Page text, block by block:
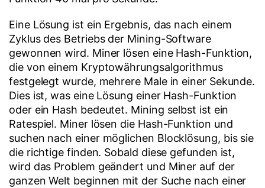
Eine Lösung ist ein Ergebnis, das nach einem
Zyklus des Betriebs der Mining-Software
gewonnen wird. Miner lösen eine Hash-Funktion,
die von einem Kryptowährungsalgorithmus
festgelegt wurde, mehrere Male in einer Sekunde.
Dies ist, was eine Lösung einer Hash-Funktion
oder ein Hash bedeutet. Mining selbst ist ein
Ratespiel. Miner lösen die Hash-Funktion und
suchen nach einer möglichen Blocklösung, bis sie
die richtige finden. Sobald diese gefunden ist,
wird das Problem geändert und Miner auf der
ganzen Welt beginnen mit der Suche nach einer